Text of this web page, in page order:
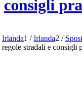
consigli
Irlanda1 / Irlanda2 /
regole stradali e consigli